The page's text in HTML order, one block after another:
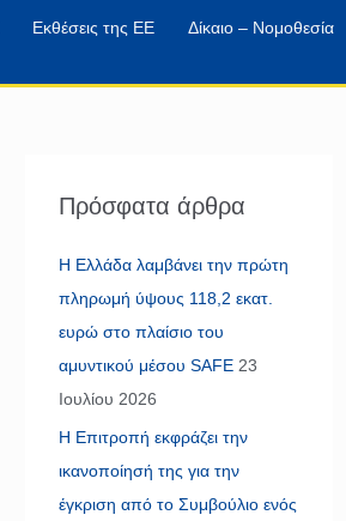
Εκθέσεις της ΕΕ
Δίκαιο – Νομοθεσία
Πρόσφατα άρθρα
Η Ελλάδα λαμβάνει την πρώτη
πληρωμή ύψους 118,2 εκατ.
ευρώ στο πλαίσιο του
αμυντικού μέσου SAFE 23
Ιουλίου 2026
Η Επιτροπή εκφράζει την
ικανοποίησή της για την
έγκριση από το Συμβούλιο ενός